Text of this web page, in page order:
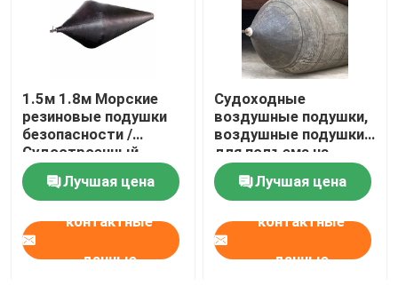
1.5м 1.8м Морские
резиновые подушки
безопасности /
Судостроенный
доковый роликовый
шар для запуска
судов
Лучшая цена
контактные
данные
Судоходные
воздушные подушки,
воздушные подушки
для подъема на
морских судах.
Лучшая цена
контактные
данные